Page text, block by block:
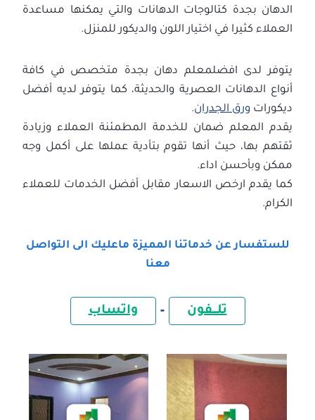
الدهان بجدة كتالوجات الدهانات والتي يمكنها مساعدة
العملاء كثيرا في اختيار اللون والديكور للمنزل.
يتوفر لدى افضلمعلم دهان بجدة متخصص في كافة
أنواع الدهانات العصرية والحديثة، كما يتوفر لديه أفضل
ديكورات ورق الجدران.
يقدم المعلم ضمان للخدمة المطمئنة العملاء وزيادة
ثقتهم بها، حيث أنها تقوم بتأدية عملها على أكمل وجه
ممكن وبأحسن اداء.
كما يقدم ارخص الاسعار مقابل أفضل الخدمات للعملاء
الكرام.
للستفسار عن خدماتنا المميزة ماعليك الى التواصل
معنا
تلـــفون – واتساب